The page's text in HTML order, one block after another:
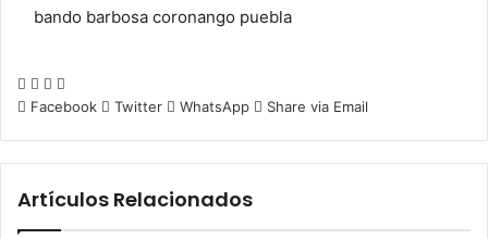
bando barbosa coronango puebla
Facebook
Twitter
WhatsApp
via
Facebook Twitter WhatsApp Share via Email
Artículos Relacionados